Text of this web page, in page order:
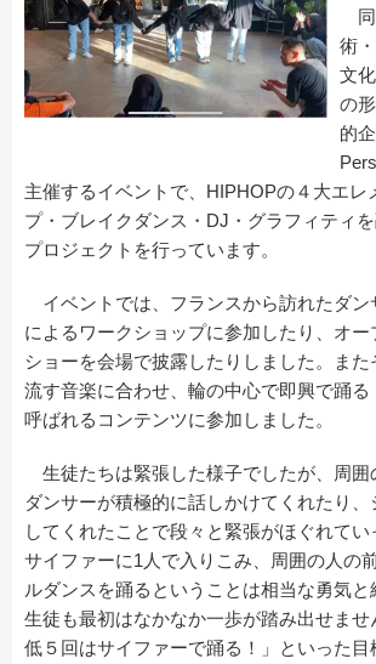
同
術
文
の
的
主催するイベントで、HIPHOPの４大エレ
プ・ブレイクダンス・DJ・グラフィティ
プロジェクトを行っています。
イベントでは、フランスから訪れたダン
によるワークショップに参加したり、オー
ショーを会場で披露したりしました。ま
流す音楽に合わせ、輪の中心で即興で踊る
呼ばれるコンテンツに参加しました。
生徒たちは緊張した様子でしたが、周囲
ダンサーが積極的に話しかけてくれたり、
してくれたことで段々と緊張がほぐれてい
サイファーに1人で入りこみ、周囲の人の
ルダンスを踊るということは相当な勇気と
生徒も最初はなかなか一歩が踏み出せま
低５回はサイファーで踊る！」といった